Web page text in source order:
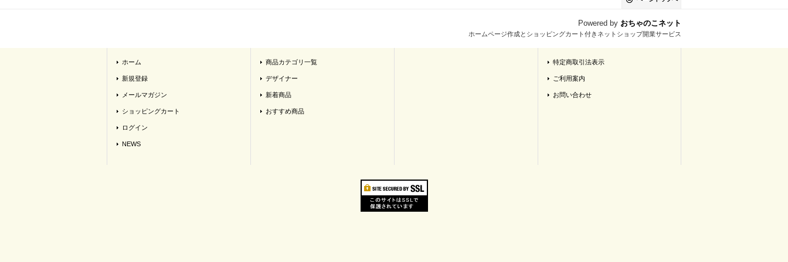
Powered by おちゃのこネット
ホームページ作成とショッピングカート付きネットショップ開業サービス
ホーム
新規登録
メールマガジン
ショッピングカート
ログイン
NEWS
商品カテゴリ一覧
デザイナー
新着商品
おすすめ商品
特定商取引法表示
ご利用案内
お問い合わせ